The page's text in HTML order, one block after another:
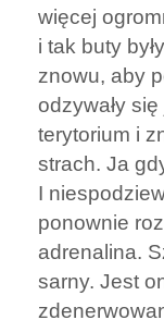
więcej
i tak buty
znowu, aby
odzywały
terytorium i
strach. Ja
I
ponownie
adrenalina.
sarny. Jest